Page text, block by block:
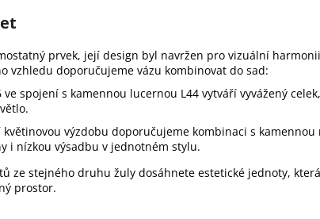
prvek, její design byl navržen pro vizuální
vzhledu doporučujeme vázu kombinovat do sad:
ve spojení s kamennou lucernou L44 vytváří vyvážený
květinovou výzdobu doporučujeme kombinaci s kamennou
i nízkou výsadbu v jednotném stylu.
ze stejného druhu žuly dosáhnete estetické jednoty,
prostor.